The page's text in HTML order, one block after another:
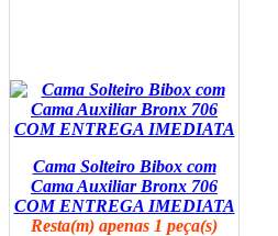
Cama Solteiro Bibox com
Cama Auxiliar Bronx 706
COM ENTREGA IMEDIATA
Resta(m) apenas 1 peça(s)